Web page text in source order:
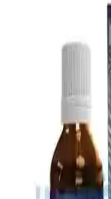
En İyi Bebek Gaz İlacı
Çözümlerle Bebek
Bebeklerin gaz sancılarını
gaz ilaçları hakkında bilgi alın.
Omo Hijyen Ürünleri:
İçin Güvenilir Çözüm
Omo hijyen ürünleri, çocuklar
hijyen sağlar, çok yönlü ürün
4 Aylık Bebekler İçin Ek
ve Uygulamalar
4 aylık bebekler için ek gıda
kurallarıyla sağlıklı beslenme